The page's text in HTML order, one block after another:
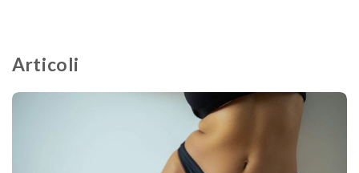
Articoli